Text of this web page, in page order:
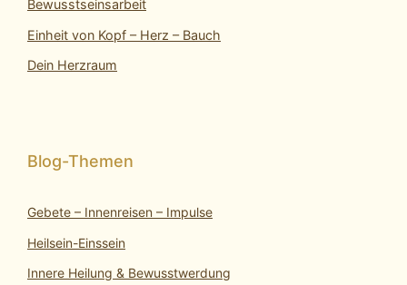
Bewusstseinsarbeit
Einheit von Kopf – Herz – Bauch
Dein Herzraum
Gebete – Innenreisen – Impulse
Heilsein-Einssein
Innere Heilung & Bewusstwerdung